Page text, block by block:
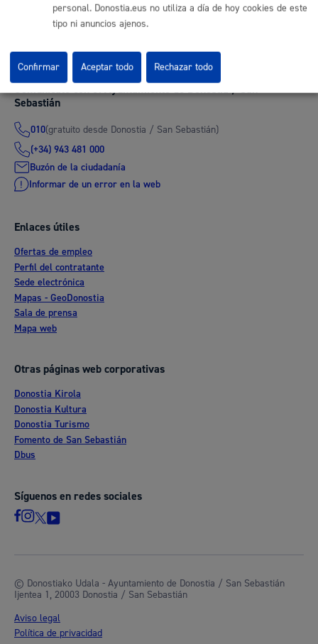
protección de datos del Ayuntamiento, para cualquier cuestión
relacionada con el tratamiento de sus datos.
Comunícate con el Ayuntamiento de Donostia / San
Sebastián
010(gratuito desde Donostia / San Sebastián)
(+34) 943 481 000
Buzón de la ciudadanía
Informar de un error en la web
Enlaces útiles
Ofertas de empleo
Perfil del contratante
Sede electrónica
Mapas - GeoDonostia
Sala de prensa
Mapa web
Otras páginas web corporativas
Donostia Kirola
Donostia Kultura
Donostia Turismo
Fomento de San Sebastián
Dbus
Síguenos en redes sociales
© Donostiako Udala - Ayuntamiento de Donostia / San Sebastián
Ijentea 1, 20003 Donostia / San Sebastián
Aviso legal
Política de privacidad
personal. Donostia.eus no utiliza a día de hoy cookies de este
tipo ni anuncios ajenos.
Rechazar todo
Confirmar Aceptar todo